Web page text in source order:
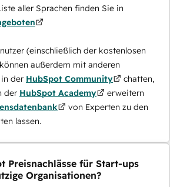
aller Sprachen finden Sie in
(einschließlich der kostenlosen
außerdem mit anderen
der HubSpot Community
chatten,
der HubSpot Academy
erweitern
von Experten zu den
lassen.
Preisnachlässe für Start-ups
Organisationen?